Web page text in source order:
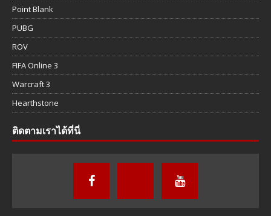
Point Blank
PUBG
ROV
FIFA Online 3
Warcraft 3
Hearthstone
ติดตามเราได้ที่นี่